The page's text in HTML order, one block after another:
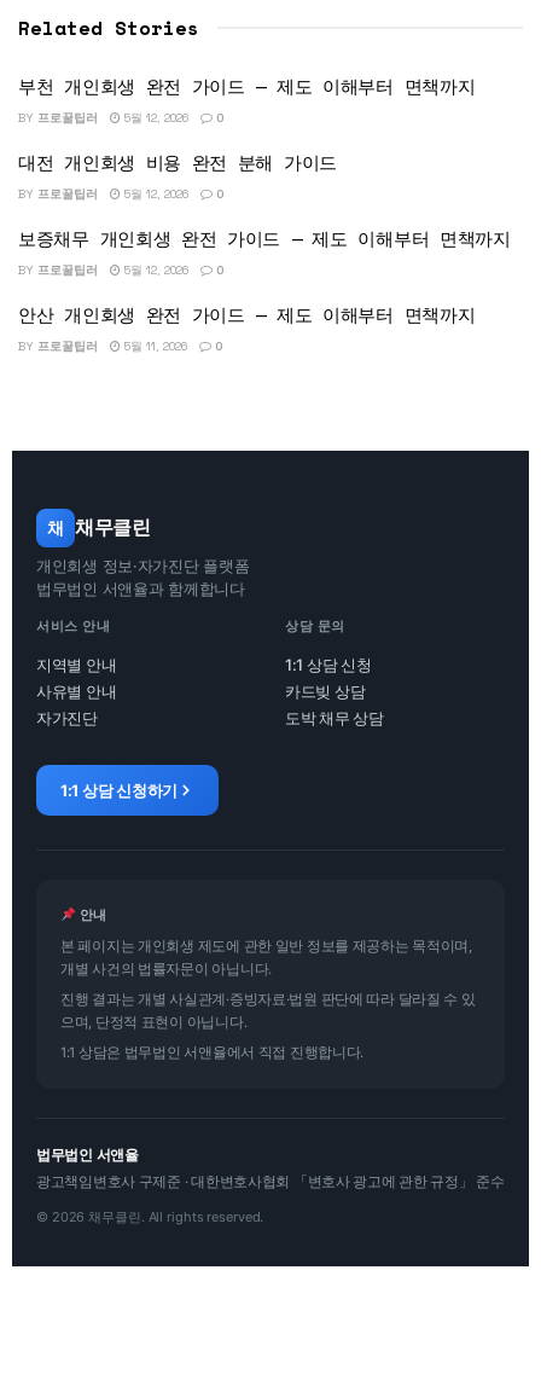
Related Stories
부천 개인회생 완전 가이드 — 제도 이해부터 면책까지
BY 프로꿀팁러 5월 12, 2026 0
대전 개인회생 비용 완전 분해 가이드
BY 프로꿀팁러 5월 12, 2026 0
보증채무 개인회생 완전 가이드 — 제도 이해부터 면책까지
BY 프로꿀팁러 5월 12, 2026 0
안산 개인회생 완전 가이드 — 제도 이해부터 면책까지
BY 프로꿀팁러 5월 11, 2026 0
채 채무클린
개인회생 정보·자가진단 플랫폼
법무법인 서앤율과 함께합니다
서비스 안내
지역별 안내
사유별 안내
자가진단
상담 문의
1:1 상담 신청
카드빚 상담
도박 채무 상담
1:1 상담 신청하기
안내
본 페이지는 개인회생 제도에 관한 일반 정보를 제공하는 목적이며,
개별 사건의 법률자문이 아닙니다.
진행 결과는 개별 사실관계·증빙자료·법원 판단에 따라 달라질 수 있
으며, 단정적 표현이 아닙니다.
1:1 상담은 법무법인 서앤율에서 직접 진행합니다.
법무법인 서앤율
광고책임변호사 구제준 · 대한변호사협회 「변호사 광고에 관한 규정」 준수
© 2026 채무클린. All rights reserved.